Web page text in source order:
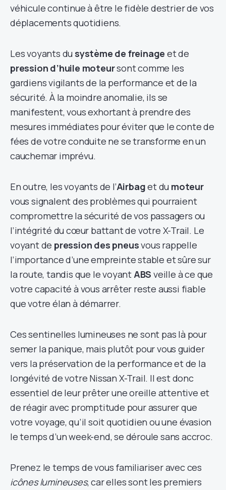
véhicule continue à être le fidèle destrier de vos
déplacements quotidiens.
Les voyants du système de freinage et de
pression d’huile moteursont comme les
gardiens vigilants de la performance et de la
sécurité. À la moindre anomalie, ils se
manifestent, vous exhortant à prendre des
mesures immédiates pour éviter que le conte de
fées de votre conduite ne se transforme en un
cauchemar imprévu.
En outre, les voyants de l’Airbaget du moteur
vous signalent des problèmes qui pourraient
compromettre la sécurité de vos passagers ou
l’intégrité du cœur battant de votre X-Trail. Le
voyant de pression des pneusvous rappelle
l’importance d’une empreinte stable et sûre sur
la route, tandis que le voyantABS veille à ce que
votre capacité à vous arrêter reste aussi fiable
que votre élan à démarrer.
Ces sentinelles lumineuses ne sont pas là pour
semer la panique, mais plutôt pour vous guider
vers la préservation de la performance et de la
longévité de votre Nissan X-Trail. Il est donc
essentiel de leur prêter une oreille attentive et
de réagir avec promptitude pour assurer que
votre voyage, qu’il soit quotidien ou une évasion
le temps d’un week-end, se déroule sans accroc.
Prenez le temps de vous familiariser avec ces
icônes lumineuses, car elles sont les premiers